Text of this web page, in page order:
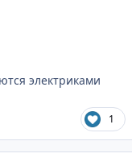
электриками
1